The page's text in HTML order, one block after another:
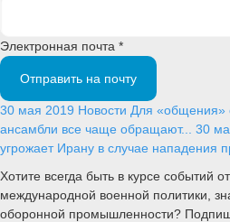
Электронная почта *
Отправить на почту
30 мая 2019 Новости Для «общения»
ансамбли все чаще обращают... 30
угрожает Ирану в случае нападения
Хотите всегда быть в курсе событий
международной военной политики,
оборонной промышленности?